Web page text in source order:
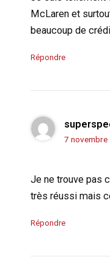
McLaren et
beaucoup de
Répondre
7 novembre
Je ne trouve pas
très réussi mais
Répondre